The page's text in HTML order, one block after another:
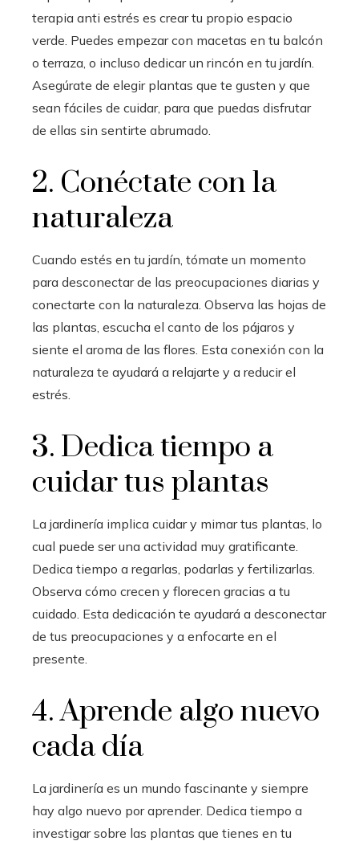
terapia anti estrés es crear tu propio espacio
verde. Puedes empezar con macetas en tu balcón
o terraza, o incluso dedicar un rincón en tu jardín.
Asegúrate de elegir plantas que te gusten y que
sean fáciles de cuidar, para que puedas disfrutar
de ellas sin sentirte abrumado.
2. Conéctate con la
naturaleza
Cuando estés en tu jardín, tómate un momento
para desconectar de las preocupaciones diarias y
conectarte con la naturaleza. Observa las hojas de
las plantas, escucha el canto de los pájaros y
siente el aroma de las flores. Esta conexión con la
naturaleza te ayudará a relajarte y a reducir el
estrés.
3. Dedica tiempo a
cuidar tus plantas
La jardinería implica cuidar y mimar tus plantas, lo
cual puede ser una actividad muy gratificante.
Dedica tiempo a regarlas, podarlas y fertilizarlas.
Observa cómo crecen y florecen gracias a tu
cuidado. Esta dedicación te ayudará a desconectar
de tus preocupaciones y a enfocarte en el
presente.
4. Aprende algo nuevo
cada día
La jardinería es un mundo fascinante y siempre
hay algo nuevo por aprender. Dedica tiempo a
investigar sobre las plantas que tienes en tu